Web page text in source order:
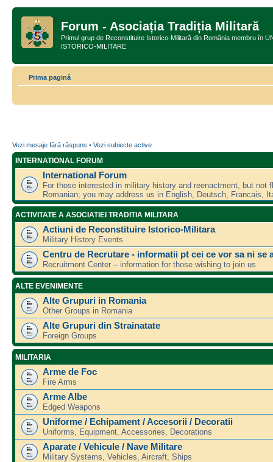
Forum - Asociația Tradiția Militară
Primul grup de Reconstituire Istorico-Militară din România membru în
ISTORICO-MILITARE
Prima pagină
Vezi mesaje fără răspuns • Vezi subiecte active
INTERNATIONAL FORUM
International Forum
For those interested in military history and reenactment, but not
Romanian; you may address us in English, Deutsch, Francais,
ACTIVITATE A ASOCIATIEI TRADITIA MILITARA
Actiuni de Reconstituire Istorico-Militara
Military History Events
Centru de Recrutare - informatii pt cei ce vor sa ni se
Recruitment Center – information for those wishing to join us
ALTE EVENIMENTE
Alte Grupuri in Romania
Other Groups in Romania
Alte Grupuri din Strainatate
Foreign Groups
MILITARIA
Arme de Foc
Fire Arms
Arme Albe
Edged Weapons
Uniforme / Echipament / Accesorii / Decoratii
Uniforms, Equipment, Accessories, Decorations
Aparate / Vehicule / Nave Militare
Military Systems, Vehicles, Aircraft, Ships